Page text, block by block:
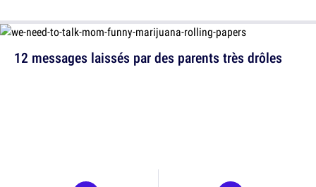
12 messages laissés par des parents très drôles